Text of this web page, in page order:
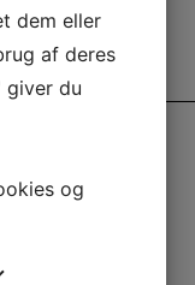
dem eller
af deres
giver du
og